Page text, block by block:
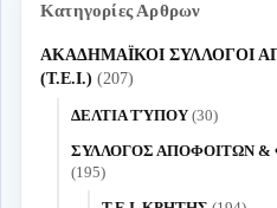
Κατηγορίες Αρθρων
ΑΚΑΔΗΜΑΪΚΟΙ ΣΥΛΛΟΓΟΙ
(Τ.Ε.Ι.) (207)
ΔΕΛΤΙΑ ΤΎΠΟΥ (30)
ΣΥΛΛΟΓΟΣ ΑΠΟΦΟΙΤΩΝ &
(195)